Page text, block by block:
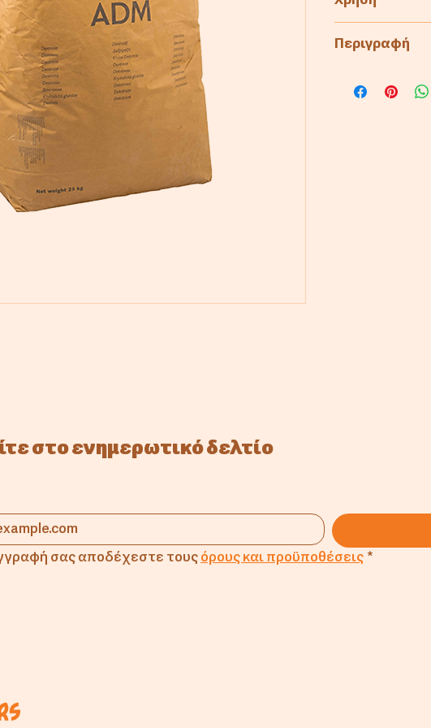
Περιγραφή
στο ενημερωτικό δελτίο
σας αποδέχεστε τους όρους και προϋποθέσεις *